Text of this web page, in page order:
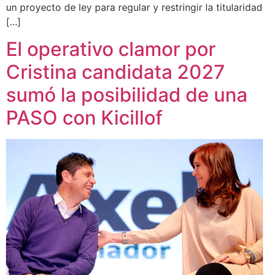
un proyecto de ley para regular y restringir la titularidad
[…]
El operativo clamor por
Cristina candidata 2027
sumó la posibilidad de una
PASO con Kicillof